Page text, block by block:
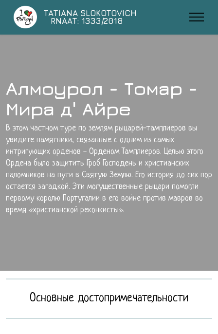
Алмоурол - Томар -
Мира д' Айре
В этом частном туре по землям рыцарей-тамплиеров вы
увидите памятники, связанные с одним из самых
интригующих орденов - Орденом Тамплиеров. Целью этого
Ордена было защитить Гроб Господень и христианских
паломников на пути в Святую Землю. Его история до сих пор
остается загадкой. Эти могущественные рыцари помогли
первому королю Португалии в его войне против мавров во
время «христианской реконкисты».
Основные достопримечательности
TATIANA SLOKOTOVICH
RNAAT: 1333/2018